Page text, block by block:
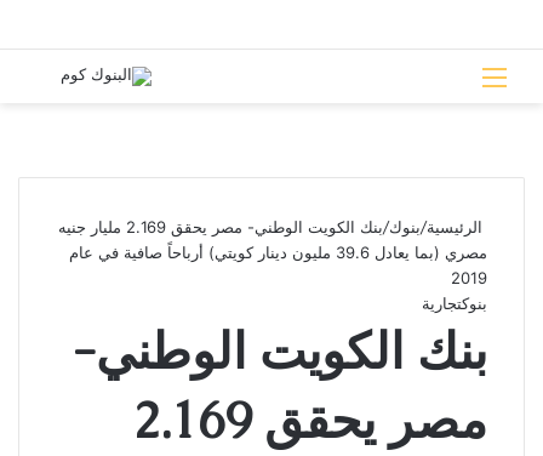
القائمة
الرئيسية/بنوك/
بنك الكويت الوطني- مصر يحقق 2.169 مليار جنيه
مصري (بما يعادل 39.6 مليون دينار كويتي) أرباحاً صافية في عام
2019
بنوكتجارية
بنك الكويت الوطني-
مصر يحقق 2.169